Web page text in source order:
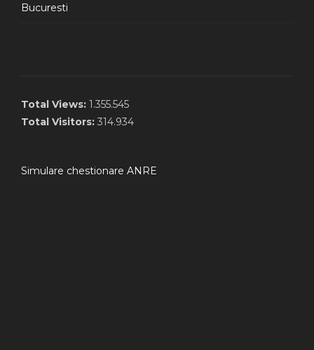
Bucuresti
Total Views: 1.355.545
Total Visitors: 314.934
Simulare chestionare ANRE